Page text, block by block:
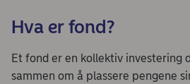
Hva er fond?
Et fond er en kollektiv investering
sammen om å plassere pengene